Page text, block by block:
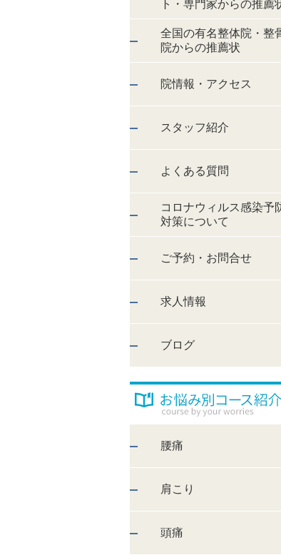
ト・専門家からの推薦
全国の有名整体院・整
院からの推薦状
院情報・アクセス
スタッフ紹介
よくある質問
コロナウィルス感染予
対策について
ご予約・お問合せ
求人情報
ブログ
腰痛
肩こり
頭痛